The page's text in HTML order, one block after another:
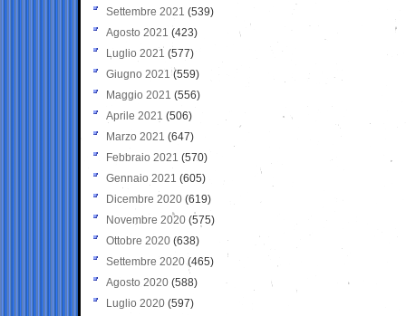
Settembre 2021 (539)
Agosto 2021 (423)
Luglio 2021 (577)
Giugno 2021(559)
Maggio 2021 (556)
Aprile 2021 (506)
Marzo 2021 (647)
Febbraio 2021 (570)
Gennaio 2021 (605)
Dicembre 2020 (619)
Novembre 2020 (575)
Ottobre 2020 (638)
Settembre 2020(465)
Agosto 2020 (588)
Luglio 2020 (597)